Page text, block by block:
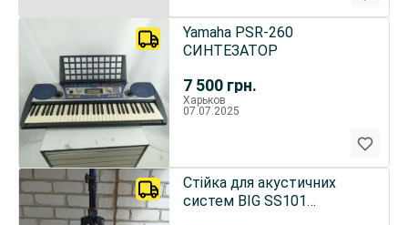
7 500 грн.
Yamaha PSR-260
СИНТЕЗАТОР
Харьков
07.07.2025
Стійка для акустичних
систем BIG SS101